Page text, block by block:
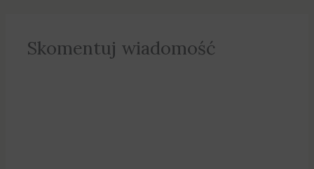
Skomentuj wiadomość